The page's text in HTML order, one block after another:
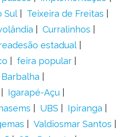
Sul
Teixeira de Freitas
Curralinhos
estadual
feira popular
Barbalha
Igarapé-Açu
UBS
Ipiranga
Valdiosmar Santos